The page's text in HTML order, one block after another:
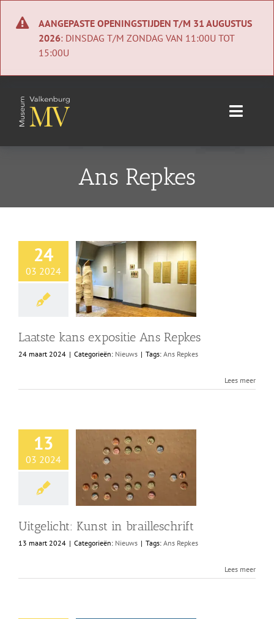
naar
AANGEPASTE OPENINGSTIJDEN T/M 31 AUGUSTUS
2026: DINSDAG T/M ZONDAG VAN 11:00U TOT
15:00U
Toggle
Home
Collectie
BEZOEK
Ans Repkes
24
03 2024
Laatste kans expositie Ans Repkes
24 maart 2024 | Categorieën: Nieuws | Tags: Ans Repkes
Lees meer
13
03 2024
Uitgelicht: Kunst in brailleschrift
13 maart 2024 | Categorieën: Nieuws | Tags: Ans Repkes
Lees meer